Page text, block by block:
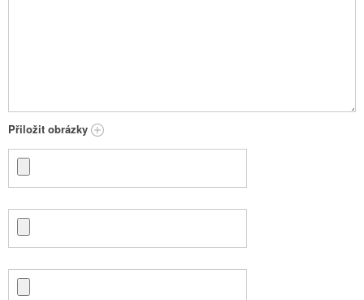
Přiložit obrázky